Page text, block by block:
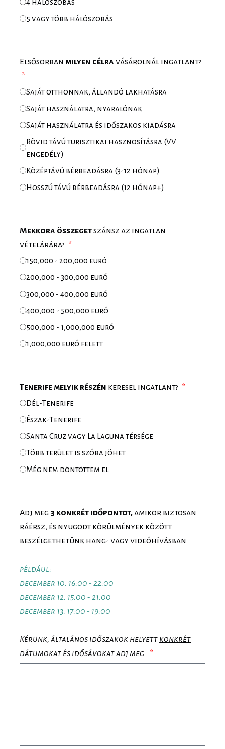
5 vagy több hálószobás
Elsősorban milyen célra vásárolnál ingatlant?
Saját otthonnak, állandó lakhatásra
Saját használatra, nyaralónak
Saját használatra és időszakos kiadásra
Rövid távú turisztikai hasznosításra (VV
engedély)
Középtávú bérbeadásra (3-12 hónap)
Hosszú távú bérbeadásra (12 hónap+)
Mekkora összegetszánsz az ingatlan
vételárára?
150,000 - 200,000 euró
200,000 - 300,000 euró
300,000 - 400,000 euró
400,000 - 500,000 euró
500,000 - 1,000,000 euró
1,000,000 euró felett
Tenerife melyik részén keresel ingatlant?
Dél-Tenerife
Észak-Tenerife
Santa Cruz vagy La Laguna térsége
Több terület is szóba jöhet
Még nem döntöttem el
Adj meg 3 konkrét időpontot, amikor biztosan
ráérsz, és nyugodt körülmények között
beszélgethetünk hang- vagy videóhívásban.
például:
december 10. 16:00 - 22:00
december 12. 15:00 - 21:00
december 13. 17:00 - 19:00
Kérünk, általános időszakok helyett konkrét
dátumokat és idősávokat adj meg.